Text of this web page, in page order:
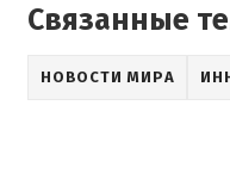
Связанные
НОВОСТИ МИРА